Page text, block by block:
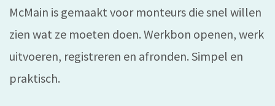
McMain is gemaakt voor monteurs die snel willen
zien wat ze moeten doen. Werkbon openen, werk
uitvoeren, registreren en afronden. Simpel en
praktisch.